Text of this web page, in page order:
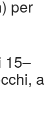
per
15–
a